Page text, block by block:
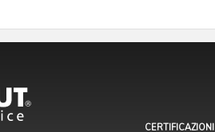
CERTIFICAZIONI